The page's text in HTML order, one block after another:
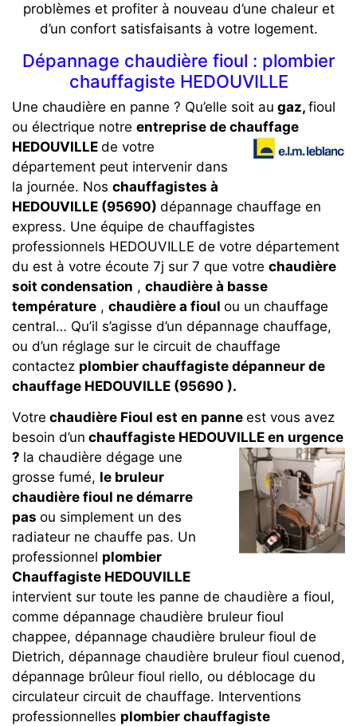
problèmes et profiter à nouveau d’une chaleur et
d’un confort satisfaisants à votre logement.
Dépannage chaudière fioul : plombier
chauffagiste HEDOUVILLE
Une chaudière en panne ? Qu’elle soit au gaz, fioul
ou électrique notre entreprise de chauffage
HEDOUVILLE de votre
département peut intervenir dans
la journée. Nos chauffagistes à
HEDOUVILLE (95690) dépannage chauffage en
express. Une équipe de chauffagistes
professionnels HEDOUVILLE de votre département
du est à votre écoute 7j sur 7 que votre chaudière
soit condensation , chaudière à basse
température , chaudière a fioul ou un chauffage
central… Qu’il s’agisse d’un dépannage chauffage,
ou d’un réglage sur le circuit de chauffage
contactez plombier chauffagiste dépanneur de
chauffage HEDOUVILLE (95690 ).
Votre chaudière Fioul est en panne est vous avez
besoin d’un chauffagiste HEDOUVILLE en urgence
? la chaudière dégage une
grosse fumé, le bruleur
chaudière fioul ne démarre
pas ou simplement un des
radiateur ne chauffe pas. Un
professionnel plombier
Chauffagiste HEDOUVILLE
intervient sur toute les panne de chaudière a fioul,
comme dépannage chaudière bruleur fioul
chappee, dépannage chaudière bruleur fioul de
Dietrich, dépannage chaudière bruleur fioul cuenod,
dépannage brûleur fioul riello, ou déblocage du
circulateur circuit de chauffage. Interventions
professionnelles plombier chauffagiste